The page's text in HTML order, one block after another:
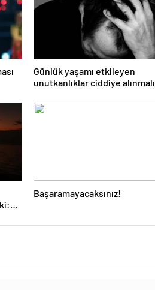
Günlük yaşamı etkileyen
unutkanlıklar ciddiye alınmalı
Başaramayacaksınız!